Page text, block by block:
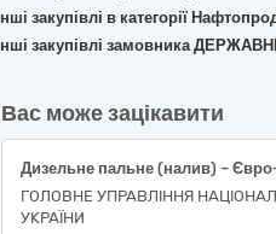
Інші закупівлі в категорії
Інші закупівлі замовника
Вас може зацікавити
Дизельне пальне (налив) –
ГОЛОВНЕ УПРАВЛІННЯ
УКРАЇНИ